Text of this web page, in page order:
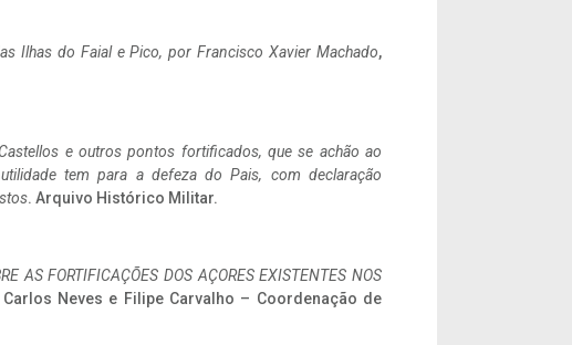
Ilhas do Faial e Pico, por Francisco Xavier Machado,
e outros pontos fortificados, que se achão ao
tem para a defeza do Pais, com declaração
. Arquivo Histórico Militar.
AS FORTIFICAÇÕES DOS AÇORES EXISTENTES NOS
Neves e Filipe Carvalho – Coordenação de